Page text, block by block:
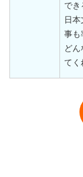
でき
日
事も
ど
てく